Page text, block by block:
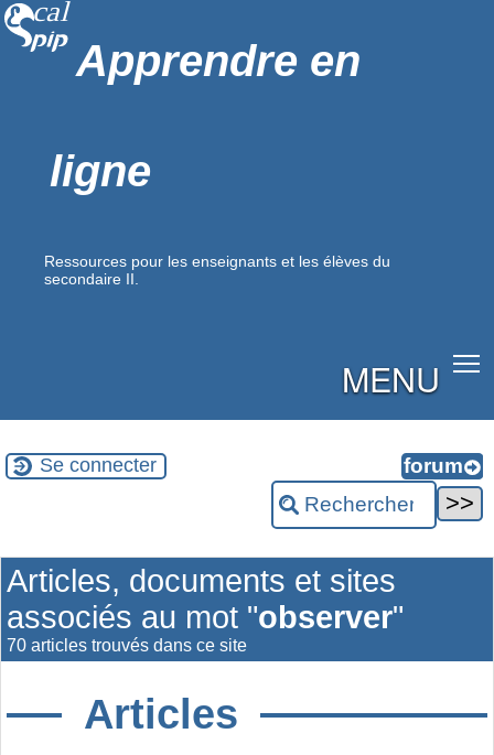
Apprendre en
ligne
Ressources pour les enseignants et les élèves du
secondaire II.
MENU
Se connecter
Articles, documents et sites
associés au mot "observer"
70 articles trouvés dans ce site
Articles